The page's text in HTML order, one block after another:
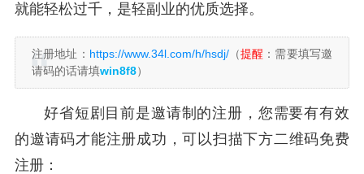
就能轻松过千，是轻副业的优质选择。
注册地址： https://www.34l.com/h/hsdj/（提醒 ：需要填写邀
请码的话请填win8f8）
好省短剧目前是邀请制的注册，您需要有有效
的邀请码才能注册成功，可以扫描下方二维码免费
注册：